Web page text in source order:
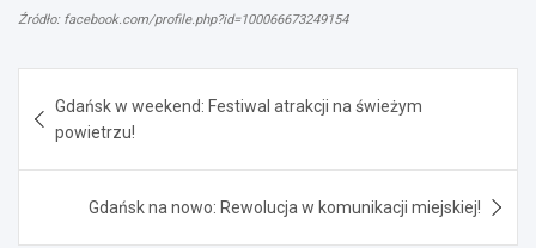
Źródło: facebook.com/profile.php?id=100066673249154
wpisu
Gdańsk w weekend: Festiwal atrakcji na świeżym
powietrzu!
Gdańsk na nowo: Rewolucja w komunikacji miejskiej!